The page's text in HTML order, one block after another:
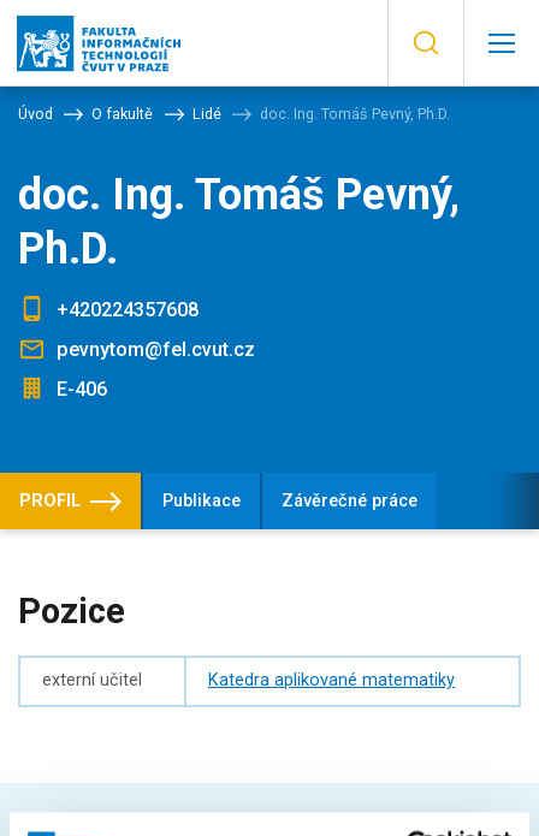
Úvod O fakultě Lidé doc. Ing. Tomáš Pevný, Ph.D.
doc. Ing. Tomáš Pevný,
Ph.D.
+420224357608
pevnytom@fel.cvut.cz
E-406
PROFIL Publikace Závěrečné práce
Pozice
externí učitel Katedra aplikované matematiky